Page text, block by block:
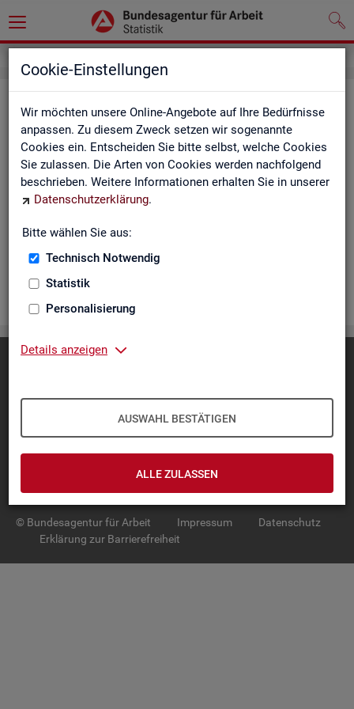
Cookie-Einstellungen
Wir möchten unsere Online-Angebote auf Ihre Bedürfnisse
anpassen. Zu diesem Zweck setzen wir sogenannte
Cookies ein. Entscheiden Sie bitte selbst, welche Cookies
Sie zulassen. Die Arten von Cookies werden nachfolgend
beschrieben. Weitere Informationen erhalten Sie in unserer
Datenschutzerklärung.
Bitte wählen Sie aus:
Technisch Notwendig
Statistik
Personalisierung
Details anzeigen
AUSWAHL BESTÄTIGEN
ALLE ZULASSEN
Ar­beits­lo­se und Ar­beits­lo­sen­quo­
ten - Deutsch­land, Län­der, Krei­se
und Ge­mein­den (Zeit­rei­he Mo­nats-
und Jah­res­zah­len)
nen über Ar­beits­lo­se nach Alter, Ge­schlecht, Staats­an­ge­hö­
rig­keit, Schwer­be­hin­de­rung und wei­te­re Merk­ma­le sowie Ar­
beits­lo­sen­quo­ten.
Diese Seite empfehlen
IN­TER­AK­TI­VE STA­TIS­TI­KEN
GRUND­LA­GEN
© Bundesagentur für Arbeit Impressum
Datenschutz
Erklärung zur Barrierefreiheit